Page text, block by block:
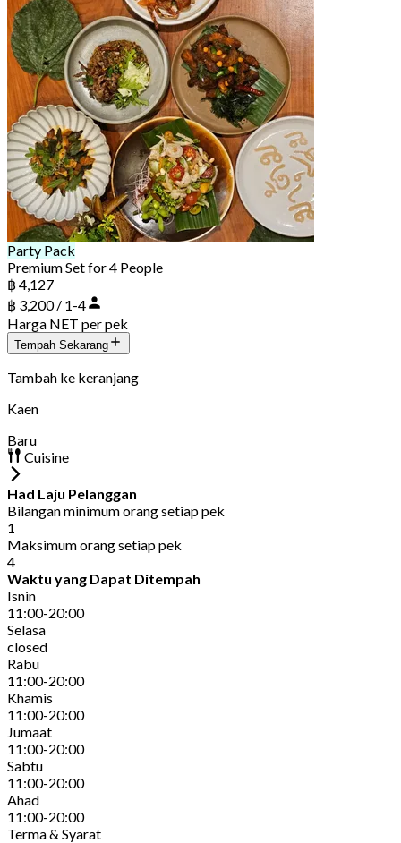
Party Pack
Premium Set for 4 People
฿ 4,127
฿ 3,200 / 1-4
Harga NET per pek
Tempah Sekarang
Tambah ke keranjang
Kaen
Baru
Cuisine
Had Laju Pelanggan
Bilangan minimum orang setiap pek
1
Maksimum orang setiap pek
4
Waktu yang Dapat Ditempah
Isnin
11:00-20:00
Selasa
closed
Rabu
11:00-20:00
Khamis
11:00-20:00
Jumaat
11:00-20:00
Sabtu
11:00-20:00
Ahad
11:00-20:00
Terma & Syarat